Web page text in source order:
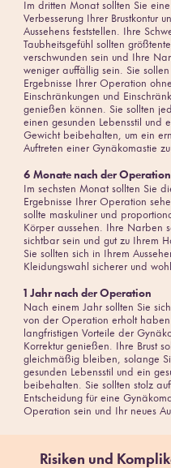
Im dritten Monat sollten Sie
Verbesserung Ihrer Brustkontur
Aussehens feststellen. Ihre
Taubheitsgefühl sollten
verschwunden sein und Ihre
weniger auffällig sein. Sie
Ergebnisse Ihrer Operation ohne
Einschränkungen und
genießen können. Sie sollten
einen gesunden Lebensstil und
Gewicht beibehalten, um ein
Auftreten einer Gynäkomastie
6 Monate nach der Operation
Im sechsten Monat sollten Sie
Ergebnisse Ihrer Operation
sollte maskuliner und
Körper aussehen. Ihre Narben
sichtbar sein und gut zu Ihrem
Sie sollten sich in Ihrem
Kleidungswahl sicherer und
1 Jahr nach der Operation
Nach einem Jahr sollten Sie
von der Operation erholt
langfristigen Vorteile der
Korrektur genießen. Ihre Brust
gleichmäßig bleiben, solange
gesunden Lebensstil und ein
beibehalten. Sie sollten stolz
Entscheidung für eine
Operation sein und Ihr neues
Risiken und